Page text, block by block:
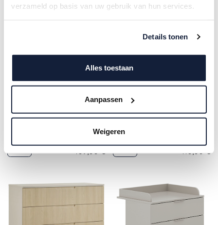
verzameld op basis van uw gebruik van hun services.
Details tonen
Alles toestaan
Aanpassen
Weigeren
Paidi | Commodeverdieper
109,00€
Paidi | Commodeverdieper
Jonte Cashmere/Beige
110,00€